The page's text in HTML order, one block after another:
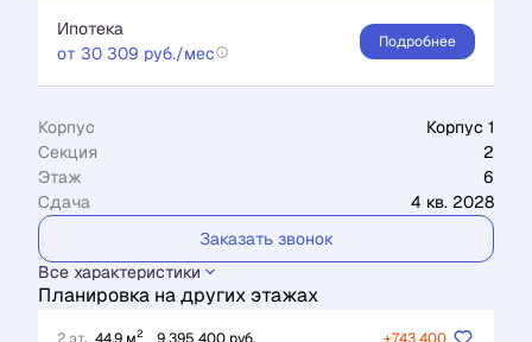
Ипотека
от 30 309 руб./мес
Подробнее
Корпус
Корпус 1
Секция
2
Этаж
6
Сдача
4 кв. 2028
Заказать звонок
Все характеристики
Планировка на других этажах
2 эт. 44.9 м2 9 395 400 руб. +743 400